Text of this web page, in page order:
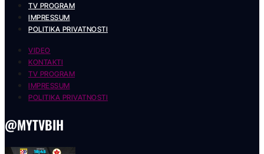
TV PROGRAM
IMPRESSUM
POLITIKA PRIVATNOSTI
VIDEO
KONTAKTI
TV PROGRAM
IMPRESSUM
POLITIKA PRIVATNOSTI
@MYTVBIH